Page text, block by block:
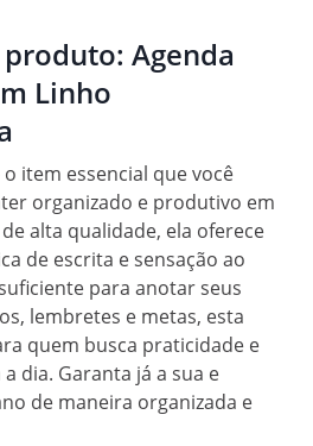
produto: Agenda
Linho
item essencial que você
organizado e produtivo em
alta qualidade, ela oferece
de escrita e sensação ao
para anotar seus
lembretes e metas, esta
quem busca praticidade e
dia. Garanta já a sua e
de maneira organizada e